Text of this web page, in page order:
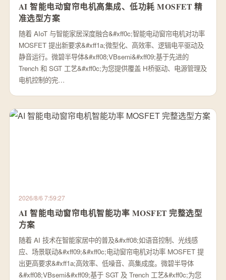
AI 智能电动窗帘电机高集成、低功耗 MOSFET 精
准选型方案
随着 AIoT 与智能家居深度融合&#xff0c;智能电动窗帘电机对功率
MOSFET 提出新要求&#xff1a;微型化、高效率、逻辑电平驱动及
静音运行。微碧半导体&#xff08;VBsemi&#xff09;基于先进的
Trench 和 SGT 工艺&#xff0c;为您提供覆盖 H桥驱动、电源管理及
电机控制的完…
2026/8/6 7:59:27
AI 智能电动窗帘电机智能功率 MOSFET 完整选型
方案
随着 AI 技术在智能家居中的普及&#xff08;如语音控制、光线感
应、场景联动&#xff09;&#xff0c;电动窗帘电机对功率 MOSFET 提
出更高要求&#xff1a;高效率、低噪音、高集成度。微碧半导体
&#xff08;VBsemi&#xff09;基于 SGT 及 Trench 工艺&#xff0c;为您